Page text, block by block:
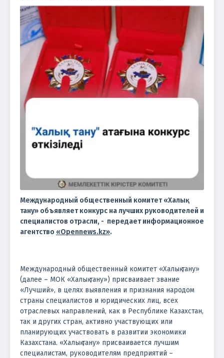
Международный общественный комитет «Халық
тану» объявляет конкурс на лучших руководителей и
специалистов отрасли, - передает информационное
агентство «Opennews.kz».
Международный общественный комитет «Халық тану»
(далее – МОК «Халық тану») присваивает звание
«Лучший», в целях выявления и признания народом
страны специалистов и юридических лиц, всех
отраслевых направлений, как в Республике Казахстан,
так и других стран, активно участвующих или
планирующих участвовать в развитии экономики
Казахстана. «Халық тану» присваивается лучшим
специалистам, руководителям предприятий –